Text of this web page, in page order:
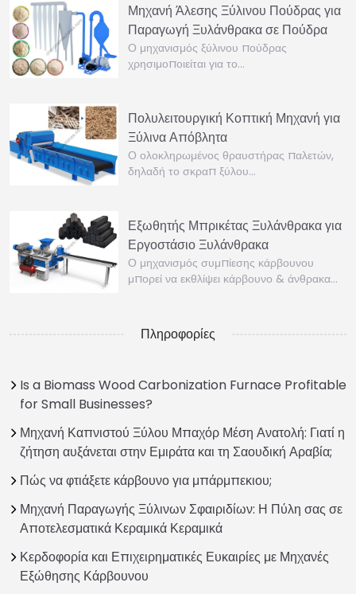
Μηχανή Άλεσης Ξύλινου Πούδρας για
Παραγωγή Ξυλάνθρακα σε Πούδρα
Ο μηχανισμός ξύλινου πούδρας
χρησιμοποιείται για το…
Πολυλειτουργική Κοπτική Μηχανή για
Ξύλινα Απόβλητα
Ο ολοκληρωμένος θραυστήρας παλετών,
δηλαδή το σκραπ ξύλου…
Εξωθητής Μπρικέτας Ξυλάνθρακα για
Εργοστάσιο Ξυλάνθρακα
Ο μηχανισμός συμπίεσης κάρβουνου
μπορεί να εκθλίψει κάρβουνο & άνθρακα…
Πληροφορίες
Is a Biomass Wood Carbonization Furnace Profitable
for Small Businesses?
Μηχανή Καπνιστού Ξύλου Μπαχόρ Μέση Ανατολή: Γιατί η
ζήτηση αυξάνεται στην Εμιράτα και τη Σαουδική Αραβία;
Πώς να φτιάξετε κάρβουνο για μπάρμπεκιου;
Μηχανή Παραγωγής Ξύλινων Σφαιριδίων: Η Πύλη σας σε
Αποτελεσματικά Κεραμικά Κεραμικά
Κερδοφορία και Επιχειρηματικές Ευκαιρίες με Μηχανές
Εξώθησης Κάρβουνου